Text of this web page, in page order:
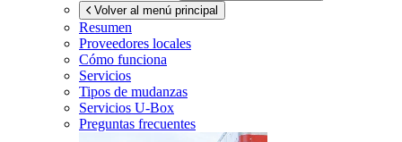
Volver al menú principal
Resumen
Proveedores locales
Cómo funciona
Servicios
Tipos de mudanzas
Servicios U-Box
Preguntas frecuentes